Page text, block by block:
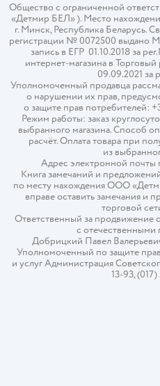
Общество с ограниченной
«Детмир БЕЛ» ). Место
г. Минск, Республика Беларусь.
регистрации № 0072500 выдано
запись в ЕГР 01.10.2018 за
интернет-магазина в
09.09.2021 за
Уполномоченный продавца
о нарушении их прав,
о защите прав потребителей:
Режим работы: заказ
выбранного магазина. Способ
расчёт. Оплата товара при
из
Адрес электронной почты
Книга замечаний и
по месту нахождения ООО
вправе оставить замечания и
торговой
Ответственный за продвижение
с отечественными
Добрицкий Павел
Уполномоченный по защите
и услуг Администрация
13-93, (017)